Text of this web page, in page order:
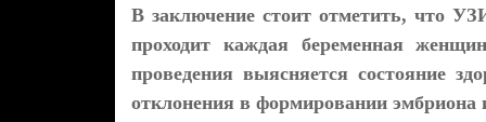
В заключение стоит отметить, что
проходит каждая беременная
проведения выясняется состояние
отклонения в формировании